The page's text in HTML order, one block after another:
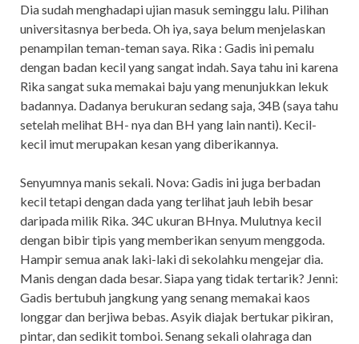
Dia sudah menghadapi ujian masuk seminggu lalu. Pilihan
universitasnya berbeda. Oh iya, saya belum menjelaskan
penampilan teman-teman saya. Rika : Gadis ini pemalu
dengan badan kecil yang sangat indah. Saya tahu ini karena
Rika sangat suka memakai baju yang menunjukkan lekuk
badannya. Dadanya berukuran sedang saja, 34B (saya tahu
setelah melihat BH- nya dan BH yang lain nanti). Kecil-
kecil imut merupakan kesan yang diberikannya.
Senyumnya manis sekali. Nova: Gadis ini juga berbadan
kecil tetapi dengan dada yang terlihat jauh lebih besar
daripada milik Rika. 34C ukuran BHnya. Mulutnya kecil
dengan bibir tipis yang memberikan senyum menggoda.
Hampir semua anak laki-laki di sekolahku mengejar dia.
Manis dengan dada besar. Siapa yang tidak tertarik? Jenni:
Gadis bertubuh jangkung yang senang memakai kaos
longgar dan berjiwa bebas. Asyik diajak bertukar pikiran,
pintar, dan sedikit tomboi. Senang sekali olahraga dan